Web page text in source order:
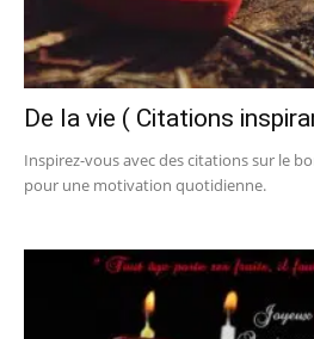
De la vie ( Citations
Inspirez-vous avec des citations sur le
pour une motivation quotidienne.